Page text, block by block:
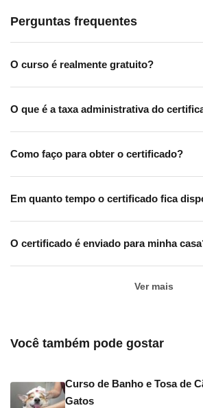
Perguntas frequentes
O curso é realmente gratuito?
O que é a taxa administrativa do
Como faço para obter o certificado?
Em quanto tempo o certificado fica
O certificado é enviado para minha
Ver mais
Você também pode gostar
Curso de Banho e Tosa de
Gatos